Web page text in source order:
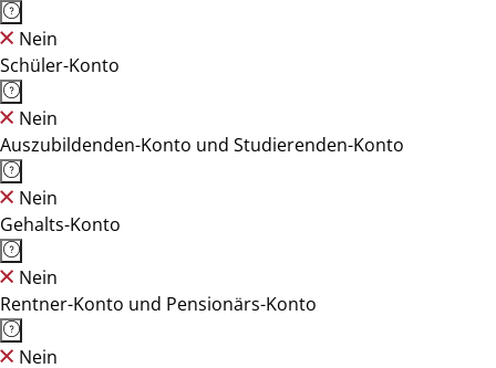
Nein
Schüler-Konto
Nein
Auszubildenden-Konto und Studierenden-Konto
Nein
Gehalts-Konto
Nein
Rentner-Konto und Pensionärs-Konto
Nein